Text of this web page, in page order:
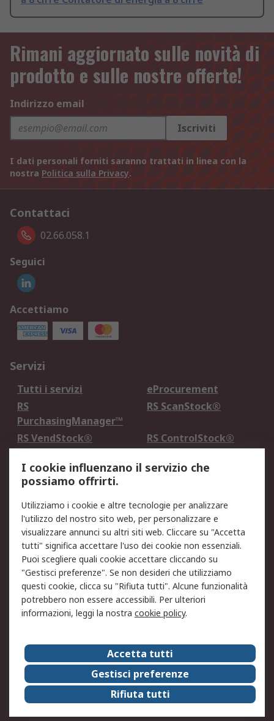
Rimani aggiornato sulle novità di
prodotto e sulle nostre offerte!
Indirizzo email
Iscriviti
I dati personali forniti saranno trattati in linea con la
nostra Politica sulla Privacy.
Contattaci
02.66.058.1
Seguici
Accettiamo
Servizi
Tutti i servizi
eProcurement
RS
PurchasingManager™
RS ScanStock®
RS VendStock®
RS ControlStock®
Legale
Informativa Cookie
Informativa Privacy -
Aggiornata
Email Security
Termini d'uso
Condizioni di vendita
Condizioni generali di
servizio
Etica e responsabilità
Chi Siamo
Chi Siamo
Contattaci
Supporto
ESG
Carriere
RS Group
Press Centre
Discovery: il Blog di RS
I cookie influenzano il servizio che
possiamo offrirti.
Utilizziamo i cookie e altre tecnologie per analizzare
l'utilizzo del nostro sito web, per personalizzare e
visualizzare annunci su altri siti web. Cliccare su "Accetta
tutti" significa accettare l'uso dei cookie non essenziali.
Puoi scegliere quali cookie accettare cliccando su
"Gestisci preferenze". Se non desideri che utilizziamo
questi cookie, clicca su "Rifiuta tutti". Alcune funzionalità
potrebbero non essere accessibili. Per ulteriori
informazioni, leggi la nostra cookie policy.
Accetta tutti
Gestisci preferenze
Rifiuta tutti